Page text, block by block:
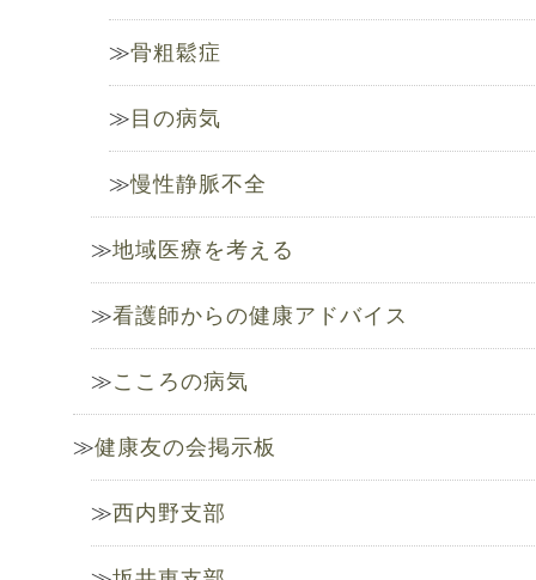
骨粗鬆症
目の病気
慢性静脈不全
地域医療を考える
看護師からの健康アドバイス
こころの病気
健康友の会掲示板
西内野支部